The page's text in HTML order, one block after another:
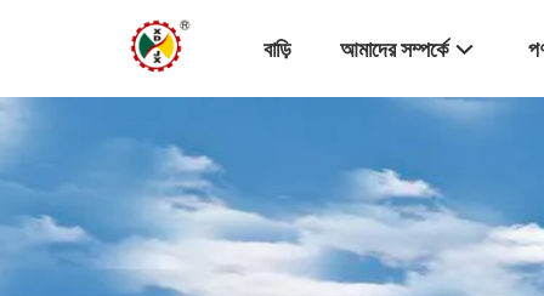
বাড়ি আমাদের সম্পর্কে